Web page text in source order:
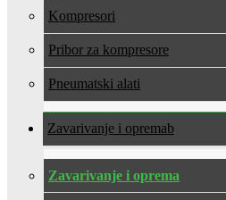
Kompresori
Pribor za kompresore
Pneumatski alati
Zavarivanje i oprema
Zavarivanje i oprema